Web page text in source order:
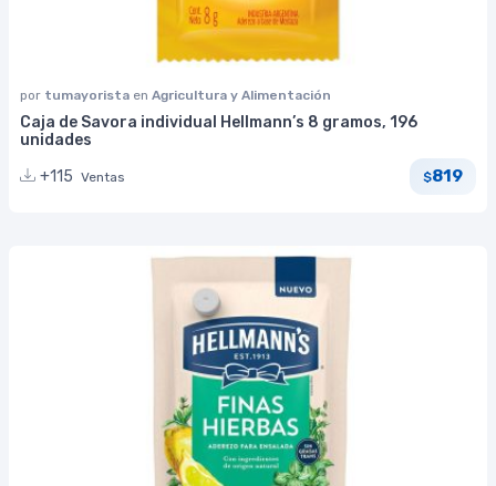
por tumayorista en Agricultura y Alimentación
Caja de Savora individual Hellmann’s 8 gramos, 196
unidades
+115 Ventas $819